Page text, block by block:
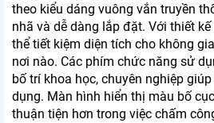
theo kiểu dáng vuông vắn truyền
nhã và dễ dàng lắp đặt. Với thiết
thể tiết kiệm diện tích cho không
nơi nào. Các phím chức năng sử
bố trí khoa học, chuyên nghiệp
dụng. Màn hình hiển thị màu bố
thuận tiện hơn trong việc chấm